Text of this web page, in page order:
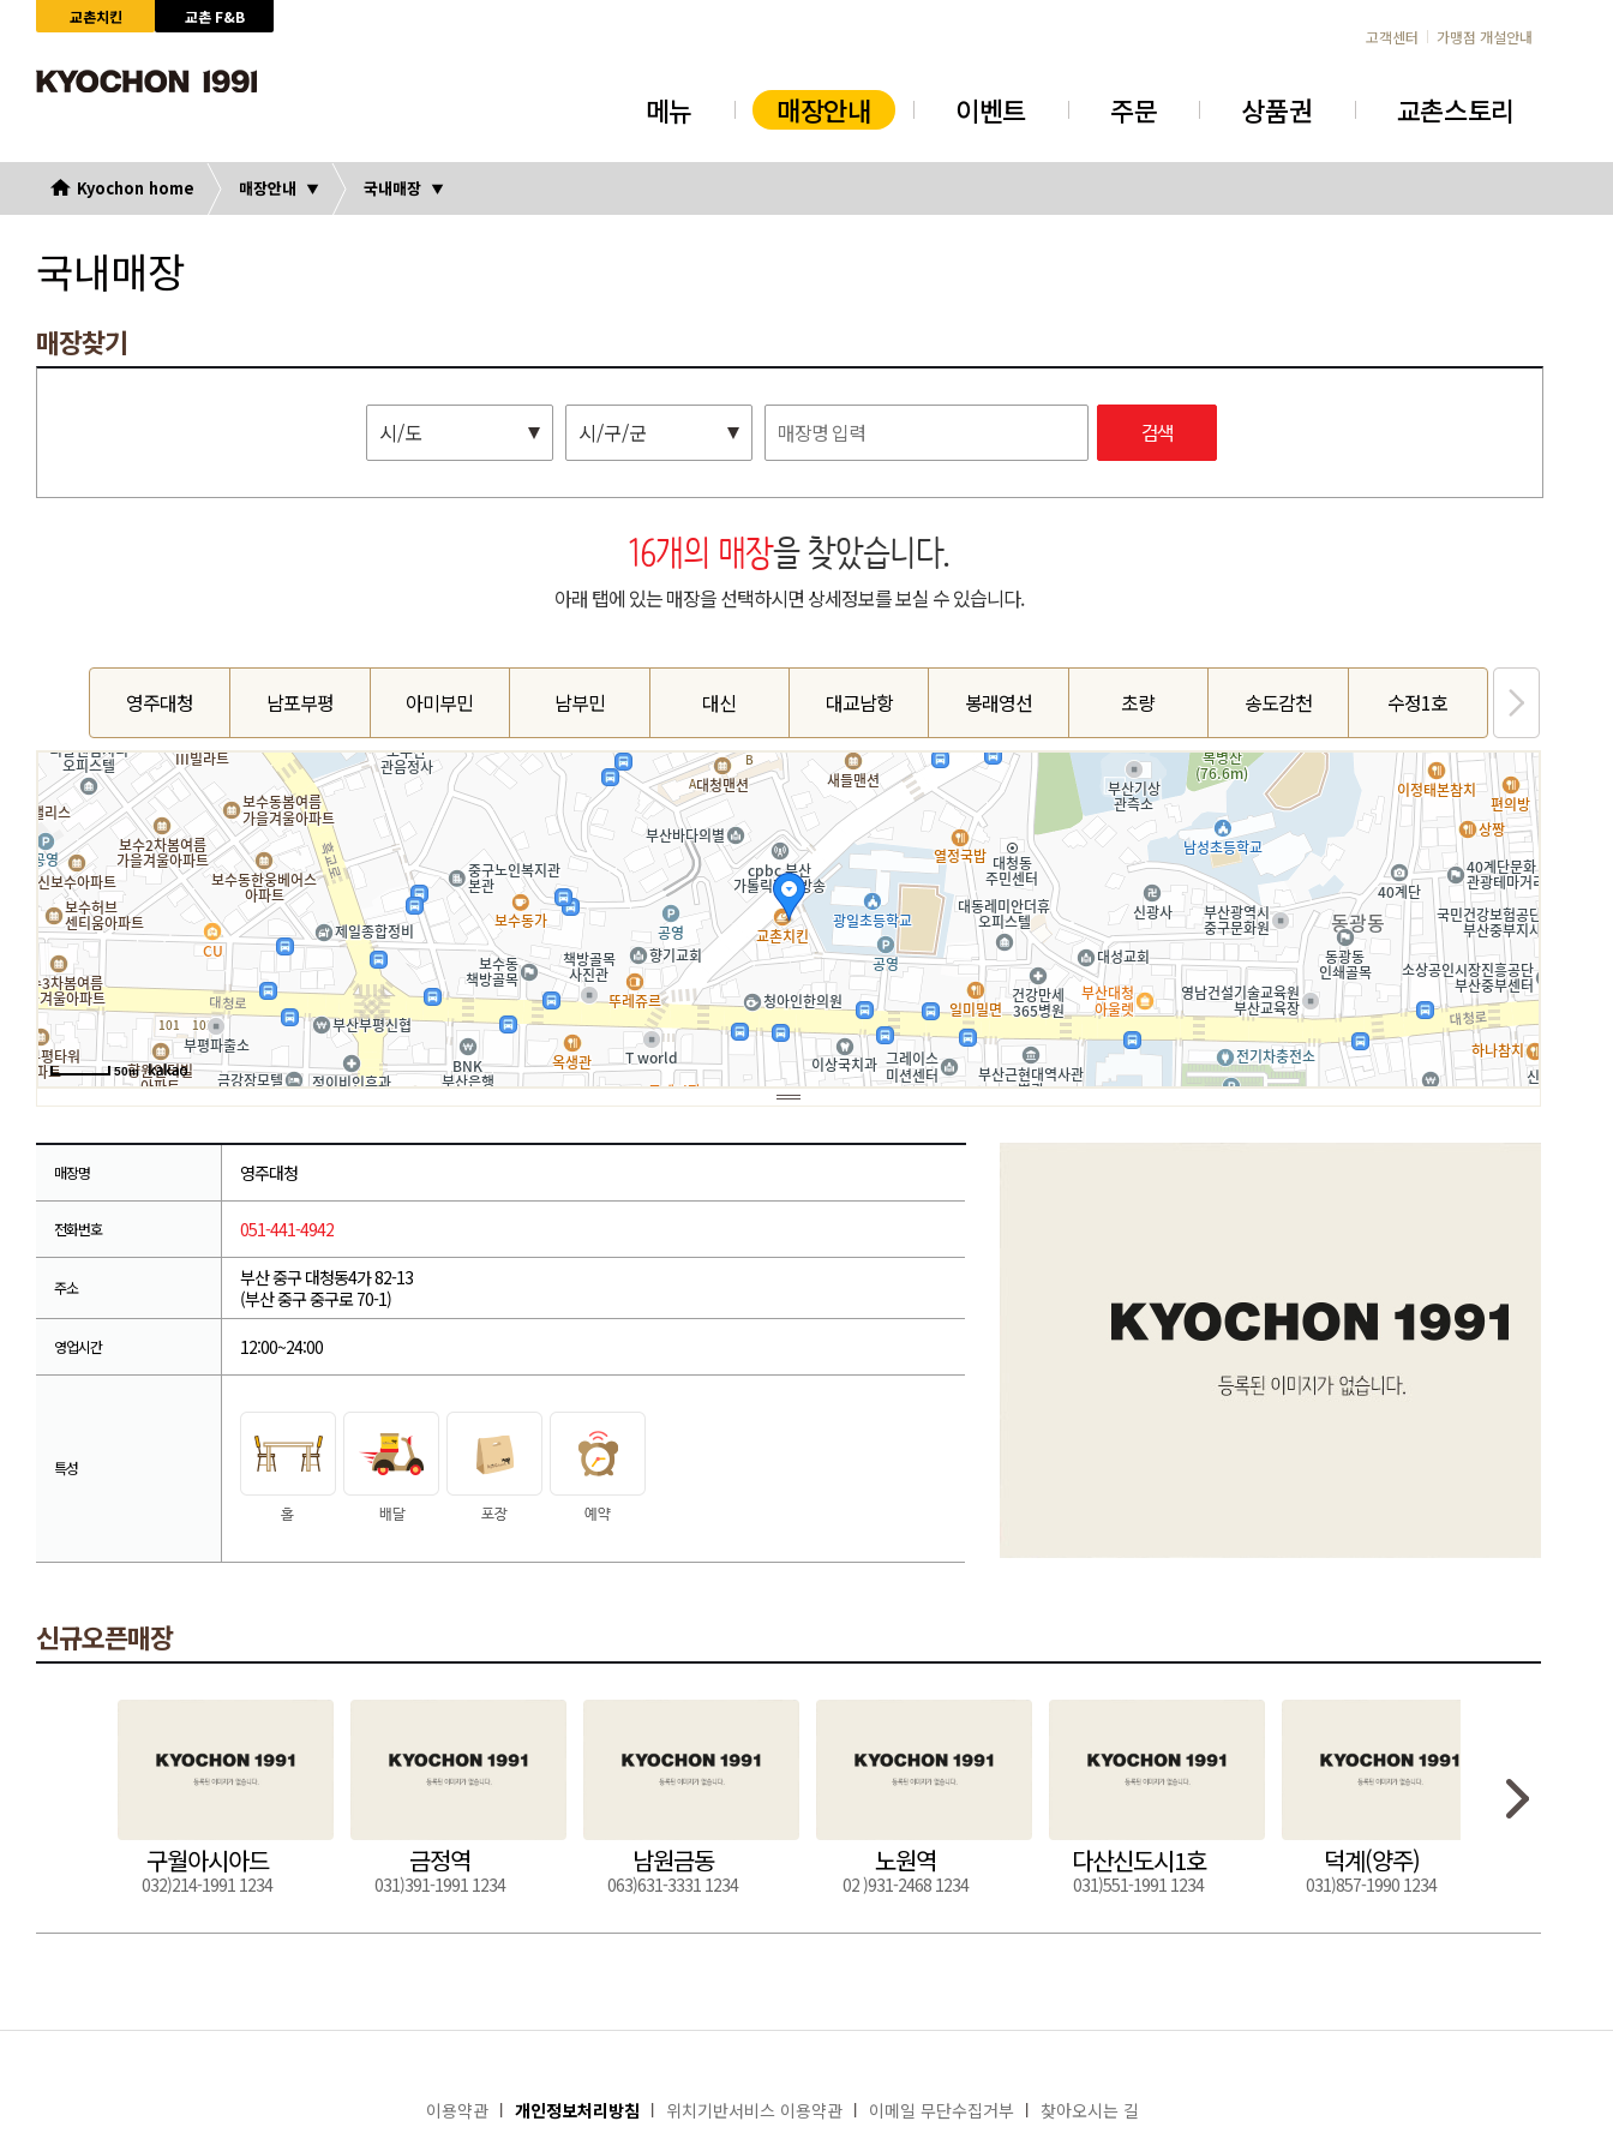
교촌치킨
교촌 F&B
고객센터
가맹점 개설안내
메뉴 매장안내 이벤트 주문 상품권 교촌스토리
Kyochon home 매장안내 국내매장
국내매장
매장찾기
시/도 시/구/군 검색
16개의 매장을 찾았습니다.
아래 탭에 있는 매장을 선택하시면 상세정보를 보실 수 있습니다.
영주대청 남포부평 아미부민 남부민 대신 대교남항 봉래영선 초량 송도감천 수정1호
50m
매장명 영주대청
전화번호 051-441-4942
주소
부산 중구 대청동4가 82-13
(부산 중구 중구로 70-1)
영업시간 12:00~24:00
특성
신규오픈매장
구월아시아드
032)214-1991 1234
금정역
031)391-1991 1234
남원금동
063)631-3331 1234
노원역
02 )931-2468 1234
다산신도시1호
031)551-1991 1234
덕계(양주)
031)857-1990 1234
이용약관 개인정보처리방침 위치기반서비스 이용약관 이메일 무단수집거부 찾아오시는 길